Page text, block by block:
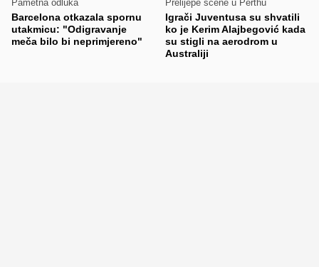
Pametna odluka
Barcelona otkazala spornu
utakmicu: "Odigravanje
meča bilo bi neprimjereno"
Prelijepe scene u Perthu
Igrači Juventusa su shvatili
ko je Kerim Alajbegović kada
su stigli na aerodrom u
Australiji